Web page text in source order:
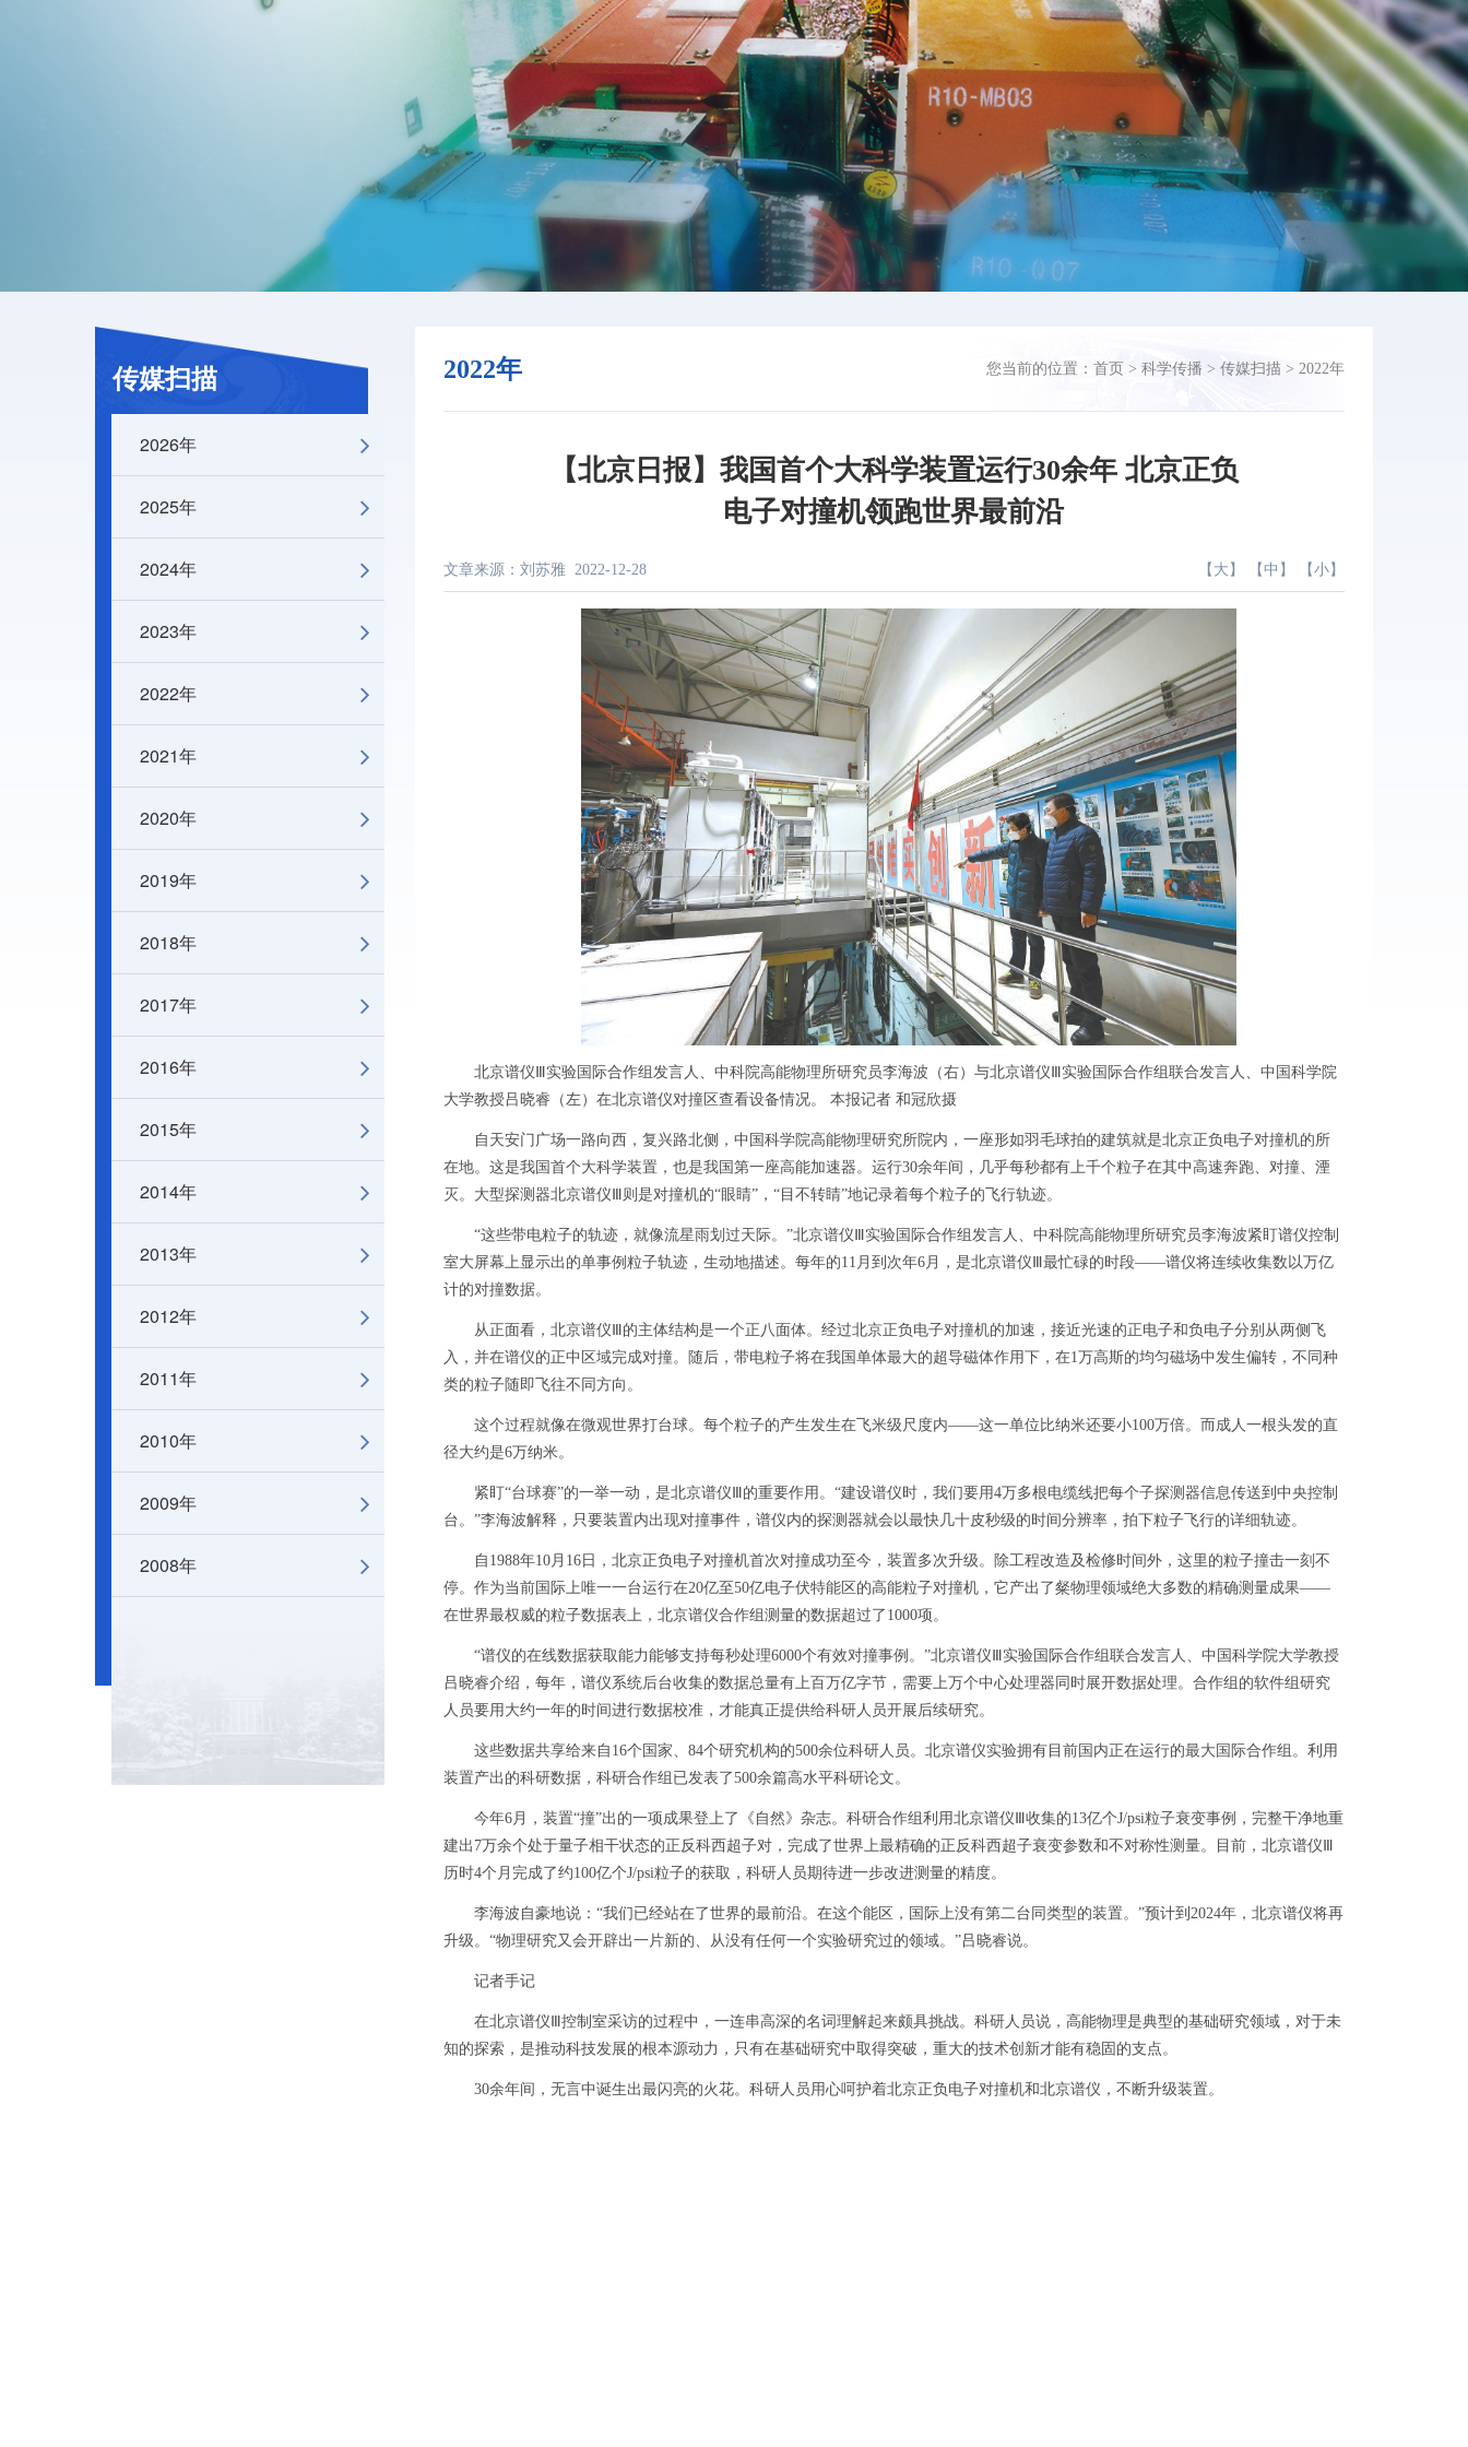
传媒扫描
2026年
2025年
2024年
2023年
2022年
2021年
2020年
2019年
2018年
2017年
2016年
2015年
2014年
2013年
2012年
2011年
2010年
2009年
2008年
2022年 您当前的位置： 首页 > 科学传播 > 传媒扫描 > 2022年
【北京日报】我国首个大科学装置运行30余年 北京正负
电子对撞机领跑世界最前沿
文章来源：刘苏雅 2022-12-28 【 大 】 【 中 】 【 小 】
北京谱仪Ⅲ实验国际合作组发言人、中科院高能物理所研究员李海波（右）与北京谱仪Ⅲ实验国际合作组联合发言人、中国科学院
大学教授吕晓睿（左）在北京谱仪对撞区查看设备情况。 本报记者 和冠欣摄
自天安门广场一路向西，复兴路北侧，中国科学院高能物理研究所院内，一座形如羽毛球拍的建筑就是北京正负电子对撞机的所
在地。这是我国首个大科学装置，也是我国第一座高能加速器。运行30余年间，几乎每秒都有上千个粒子在其中高速奔跑、对撞、湮
灭。大型探测器北京谱仪Ⅲ则是对撞机的“眼睛”，“目不转睛”地记录着每个粒子的飞行轨迹。
“这些带电粒子的轨迹，就像流星雨划过天际。”北京谱仪Ⅲ实验国际合作组发言人、中科院高能物理所研究员李海波紧盯谱仪控制
室大屏幕上显示出的单事例粒子轨迹，生动地描述。每年的11月到次年6月，是北京谱仪Ⅲ最忙碌的时段——谱仪将连续收集数以万亿
计的对撞数据。
从正面看，北京谱仪Ⅲ的主体结构是一个正八面体。经过北京正负电子对撞机的加速，接近光速的正电子和负电子分别从两侧飞
入，并在谱仪的正中区域完成对撞。随后，带电粒子将在我国单体最大的超导磁体作用下，在1万高斯的均匀磁场中发生偏转，不同种
类的粒子随即飞往不同方向。
这个过程就像在微观世界打台球。每个粒子的产生发生在飞米级尺度内——这一单位比纳米还要小100万倍。而成人一根头发的直
径大约是6万纳米。
紧盯“台球赛”的一举一动，是北京谱仪Ⅲ的重要作用。“建设谱仪时，我们要用4万多根电缆线把每个子探测器信息传送到中央控制
台。”李海波解释，只要装置内出现对撞事件，谱仪内的探测器就会以最快几十皮秒级的时间分辨率，拍下粒子飞行的详细轨迹。
自1988年10月16日，北京正负电子对撞机首次对撞成功至今，装置多次升级。除工程改造及检修时间外，这里的粒子撞击一刻不
停。作为当前国际上唯一一台运行在20亿至50亿电子伏特能区的高能粒子对撞机，它产出了粲物理领域绝大多数的精确测量成果——
在世界最权威的粒子数据表上，北京谱仪合作组测量的数据超过了1000项。
“谱仪的在线数据获取能力能够支持每秒处理6000个有效对撞事例。”北京谱仪Ⅲ实验国际合作组联合发言人、中国科学院大学教授
吕晓睿介绍，每年，谱仪系统后台收集的数据总量有上百万亿字节，需要上万个中心处理器同时展开数据处理。合作组的软件组研究
人员要用大约一年的时间进行数据校准，才能真正提供给科研人员开展后续研究。
这些数据共享给来自16个国家、84个研究机构的500余位科研人员。北京谱仪实验拥有目前国内正在运行的最大国际合作组。利用
装置产出的科研数据，科研合作组已发表了500余篇高水平科研论文。
今年6月，装置“撞”出的一项成果登上了《自然》杂志。科研合作组利用北京谱仪Ⅲ收集的13亿个J/psi粒子衰变事例，完整干净地重
建出7万余个处于量子相干状态的正反科西超子对，完成了世界上最精确的正反科西超子衰变参数和不对称性测量。目前，北京谱仪Ⅲ
历时4个月完成了约100亿个J/psi粒子的获取，科研人员期待进一步改进测量的精度。
李海波自豪地说：“我们已经站在了世界的最前沿。在这个能区，国际上没有第二台同类型的装置。”预计到2024年，北京谱仪将再
升级。“物理研究又会开辟出一片新的、从没有任何一个实验研究过的领域。”吕晓睿说。
记者手记
在北京谱仪Ⅲ控制室采访的过程中，一连串高深的名词理解起来颇具挑战。科研人员说，高能物理是典型的基础研究领域，对于未
知的探索，是推动科技发展的根本源动力，只有在基础研究中取得突破，重大的技术创新才能有稳固的支点。
30余年间，无言中诞生出最闪亮的火花。科研人员用心呵护着北京正负电子对撞机和北京谱仪，不断升级装置。